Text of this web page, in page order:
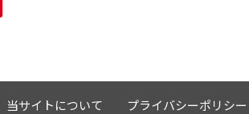
当サイトについて プライバシーポリシー